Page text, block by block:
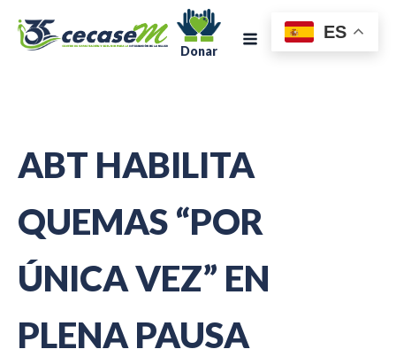
Donar
ES
ABT HABILITA
QUEMAS “POR
ÚNICA VEZ” EN
PLENA PAUSA